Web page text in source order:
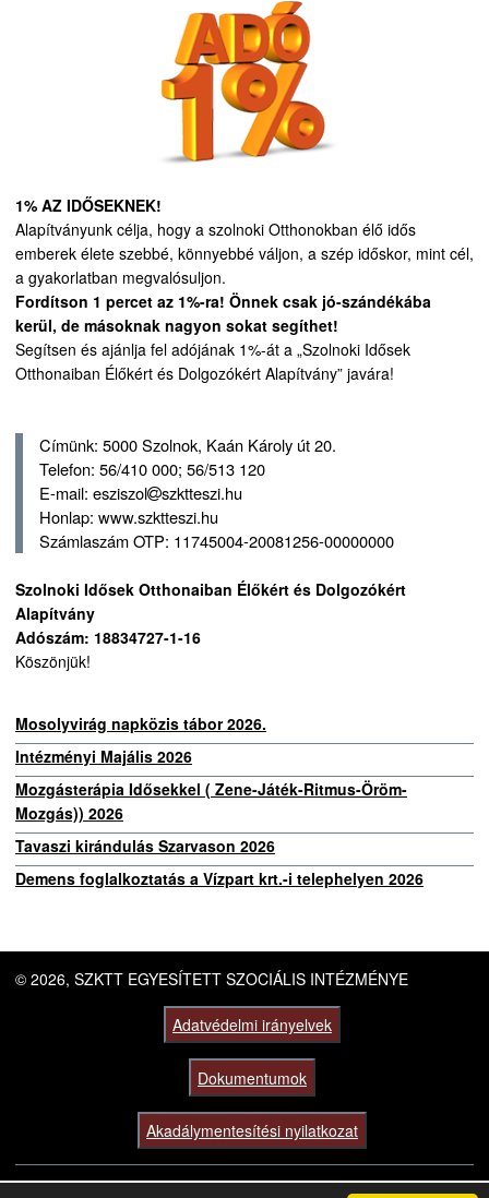
1% AZ IDŐSEKNEK!
Alapítványunk célja, hogy a szolnoki Otthonokban élő idős
emberek élete szebbé, könnyebbé váljon, a szép időskor, mint cél,
a gyakorlatban megvalósuljon.
Fordítson 1 percet az 1%-ra! Önnek csak jó-szándékába
kerül, de másoknak nagyon sokat segíthet!
Segítsen és ajánlja fel adójának 1%-át a „Szolnoki Idősek
Otthonaiban Élőkért és Dolgozókért Alapítvány” javára!
Címünk: 5000 Szolnok, Kaán Károly út 20.
Telefon: 56/410 000; 56/513 120
E-mail: esziszol
szktteszi.hu
Honlap: www.szktteszi.hu
Számlaszám OTP: 11745004-20081256-00000000
Szolnoki Idősek Otthonaiban Élőkért és Dolgozókért
Alapítvány
Adószám: 18834727-1-16
Köszönjük!
Mosolyvirág napközis tábor 2026.
Intézményi Majális 2026
Mozgásterápia Idősekkel ( Zene-Játék-Ritmus-Öröm-
Mozgás)) 2026
Tavaszi kirándulás Szarvason 2026
Demens foglalkoztatás a Vízpart krt.-i telephelyen 2026
© 2026, SZKTT EGYESÍTETT SZOCIÁLIS INTÉZMÉNYE
Adatvédelmi irányelvek
Dokumentumok
Akadálymentesítési nyilatkozat